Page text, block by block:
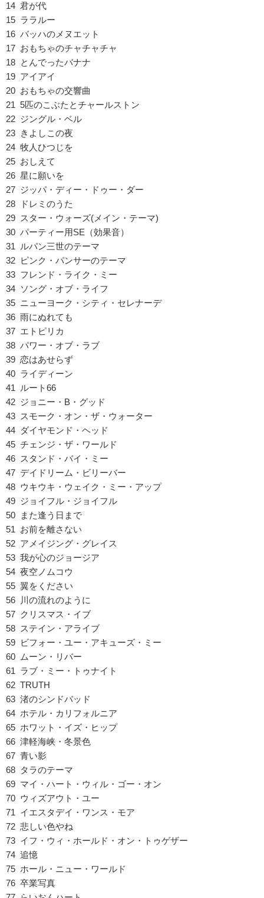
14 君が代
15 ララルー
16 バッハのメヌエット
17 おもちゃのチャチャチャ
18 とんでったバナナ
19 アイアイ
20 おもちゃの交響曲
21 5匹のこぶたとチャールストン
22 ジングル・ベル
23 きよしこの夜
24 牧人ひつじを
25 おしえて
26 星に願いを
27 ジッパ・ディー・ドゥー・ダー
28 ドレミのうた
29 スター・ウォーズ(メイン・テーマ)
30 パーティー用SE（効果音）
31 ルパン三世のテーマ
32 ピンク・パンサーのテーマ
33 フレンド・ライク・ミー
34 ソング・オブ・ライフ
35 ニューヨーク・シティ・セレナーデ
36 雨にぬれても
37 エトピリカ
38 パワー・オブ・ラブ
39 恋はあせらず
40 ライディーン
41 ルート66
42 ジョニー・B・グッド
43 スモーク・オン・ザ・ウォーター
44 ダイヤモンド・ヘッド
45 チェンジ・ザ・ワールド
46 スタンド・バイ・ミー
47 デイドリーム・ビリーバー
48 ウキウキ・ウェイク・ミー・アップ
49 ジョイフル・ジョイフル
50 また逢う日まで
51 お前を離さない
52 アメイジング・グレイス
53 我が心のジョージア
54 夜空ノムコウ
55 翼をください
56 川の流れのように
57 クリスマス・イブ
58 ステイン・アライブ
59 ビフォー・ユー・アキューズ・ミー
60 ムーン・リバー
61 ラブ・ミー・トゥナイト
62 TRUTH
63 渚のシンドバッド
64 ホテル・カリフォルニア
65 ホワット・イズ・ヒップ
66 津軽海峡・冬景色
67 青い影
68 タラのテーマ
69 マイ・ハート・ウィル・ゴー・オン
70 ウィズアウト・ユー
71 イエスタデイ・ワンス・モア
72 悲しい色やね
73 イフ・ウィ・ホールド・オン・トゥゲザー
74 追憶
75 ホール・ニュー・ワールド
76 卒業写真